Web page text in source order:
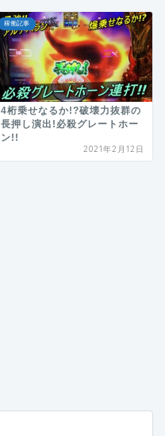
稼働記事
4桁乗せなるか!?破壊力抜群の
長押し演出!必殺グレートホー
ン!!
2021年2月12日